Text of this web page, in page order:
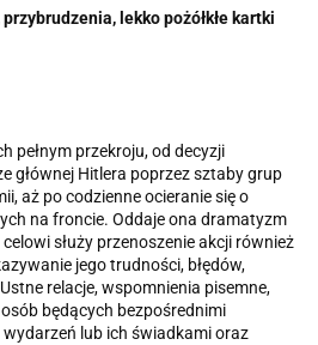
lekko pożółkłe kartki
pełnym przekroju, od decyzji
głównej Hitlera poprzez sztaby grup
aż po codzienne ocieranie się o
na froncie. Oddaje ona dramatyzm
służy przenoszenie akcji również
jego trudności, błędów,
relacje, wspomnienia pisemne,
będących bezpośrednimi
lub ich świadkami oraz